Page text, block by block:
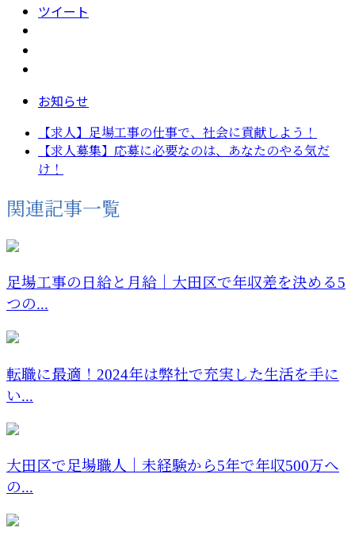
ツイート
お知らせ
【求人】足場工事の仕事で、社会に貢献しよう！
【求人募集】応募に必要なのは、あなたのやる気だ
け！
関連記事一覧
足場工事の日給と月給｜大田区で年収差を決める5
つの...
転職に最適！2024年は弊社で充実した生活を手に
い...
大田区で足場職人｜未経験から5年で年収500万へ
の...